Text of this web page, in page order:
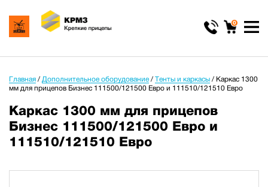
0
Главная / Дополнительное оборудование / Тенты и каркасы / Каркас 1300
мм для прицепов Бизнес 111500/121500 Евро и 111510/121510 Евро
Каркас 1300 мм для прицепов
Бизнес 111500/121500 Евро и
111510/121510 Евро